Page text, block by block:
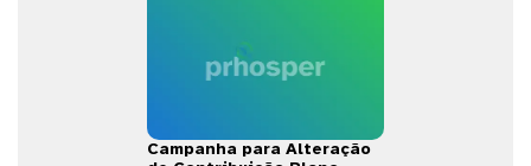
Campanha para Alteração